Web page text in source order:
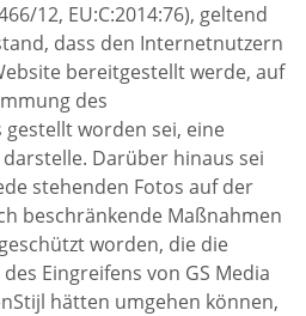
12, EU:C:2014:76), geltend
dass den Internetnutzern
bereitgestellt werde, auf
des
worden sei, eine
Darüber hinaus sei
stehenden Fotos auf der
beschränkende Maßnahmen
worden, die die
Eingreifens von GS Media
hätten umgehen können,